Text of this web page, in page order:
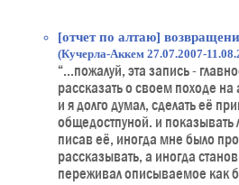
[отчет по алтаю]
(Кучерла-Аккем 27.07.2007-
“...пожалуй, эта запись -
рассказать о своем походе на
и я долго думал, сделать её
общедостпуной. и
писав её, иногда мне было
рассказывать, а иногда
переживал описываемое как